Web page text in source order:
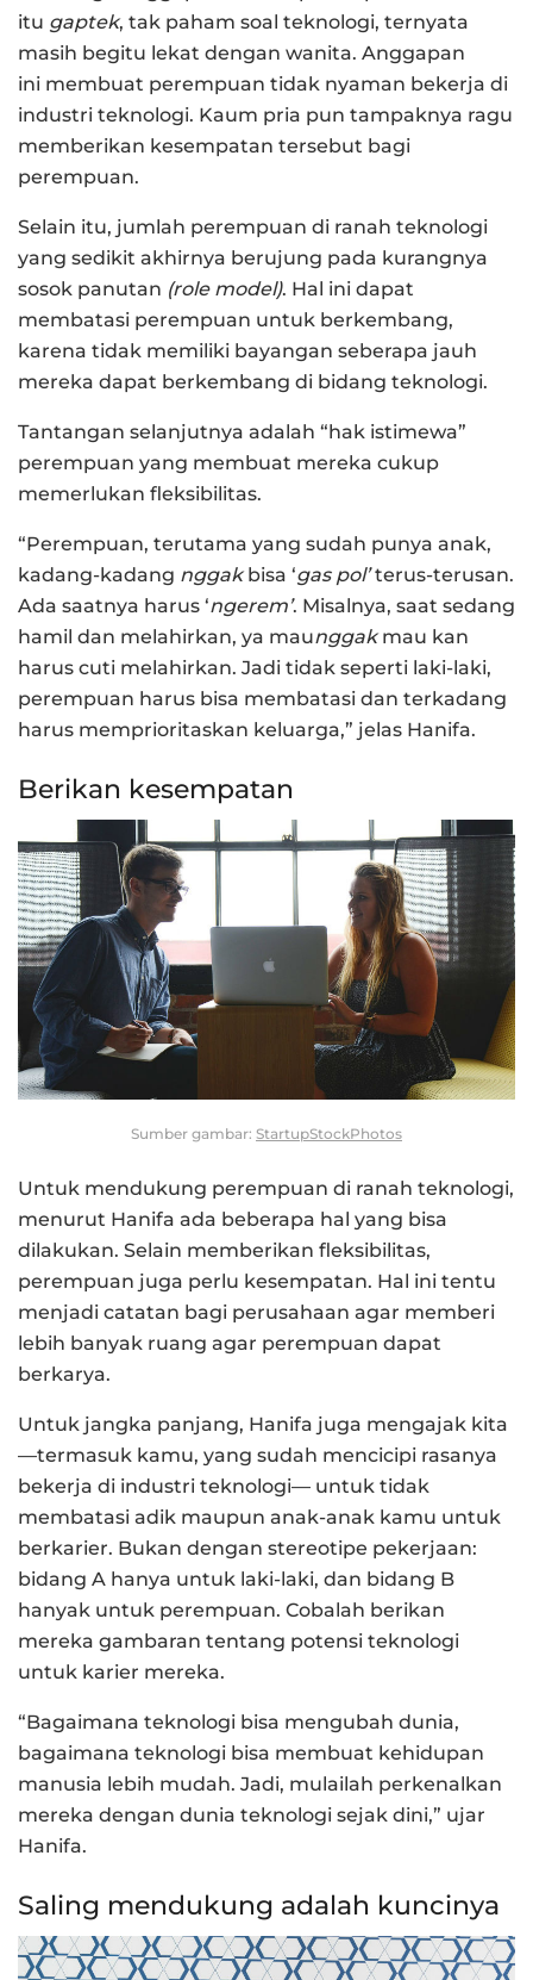
itu gaptek, tak paham soal teknologi, ternyata
masih begitu lekat dengan wanita. Anggapan
ini membuat perempuan tidak nyaman bekerja di
industri teknologi. Kaum pria pun tampaknya ragu
memberikan kesempatan tersebut bagi
perempuan.
Selain itu, jumlah perempuan di ranah teknologi
yang sedikit akhirnya berujung pada kurangnya
sosok panutan (role model). Hal ini dapat
membatasi perempuan untuk berkembang,
karena tidak memiliki bayangan seberapa jauh
mereka dapat berkembang di bidang teknologi.
Tantangan selanjutnya adalah “hak istimewa”
perempuan yang membuat mereka cukup
memerlukan fleksibilitas.
“Perempuan, terutama yang sudah punya anak,
kadang-kadang nggakbisa ‘gas pol’terus-terusan.
Ada saatnya harus ‘ngerem’. Misalnya, saat sedang
hamil dan melahirkan, ya maunggakmau kan
harus cuti melahirkan. Jadi tidak seperti laki-laki,
perempuan harus bisa membatasi dan terkadang
harus memprioritaskan keluarga,” jelas Hanifa.
Berikan kesempatan
Sumber gambar: StartupStockPhotos
Untuk mendukung perempuan di ranah teknologi,
menurut Hanifa ada beberapa hal yang bisa
dilakukan. Selain memberikan fleksibilitas,
perempuan juga perlu kesempatan. Hal ini tentu
menjadi catatan bagi perusahaan agar memberi
lebih banyak ruang agar perempuan dapat
berkarya.
Untuk jangka panjang, Hanifa juga mengajak kita
—termasuk kamu, yang sudah mencicipi rasanya
bekerja di industri teknologi— untuk tidak
membatasi adik maupun anak-anak kamu untuk
berkarier. Bukan dengan stereotipe pekerjaan:
bidang A hanya untuk laki-laki, dan bidang B
hanyak untuk perempuan. Cobalah berikan
mereka gambaran tentang potensi teknologi
untuk karier mereka.
“Bagaimana teknologi bisa mengubah dunia,
bagaimana teknologi bisa membuat kehidupan
manusia lebih mudah. Jadi, mulailah perkenalkan
mereka dengan dunia teknologi sejak dini,” ujar
Hanifa.
Saling mendukung adalah kuncinya